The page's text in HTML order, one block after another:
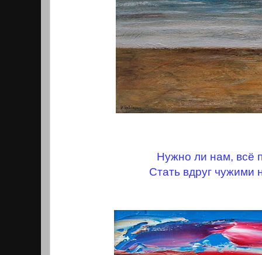
Нужно ли нам, всё
Стать вдруг чужими